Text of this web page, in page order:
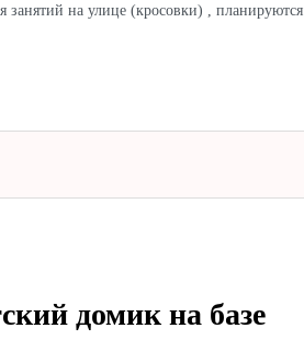
на улице (кросовки) , планируются
домик на базе